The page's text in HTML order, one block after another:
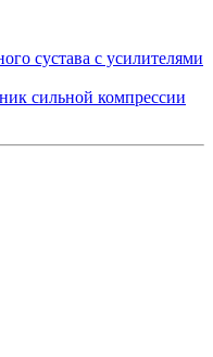
сустава с усилителями
сильной компрессии